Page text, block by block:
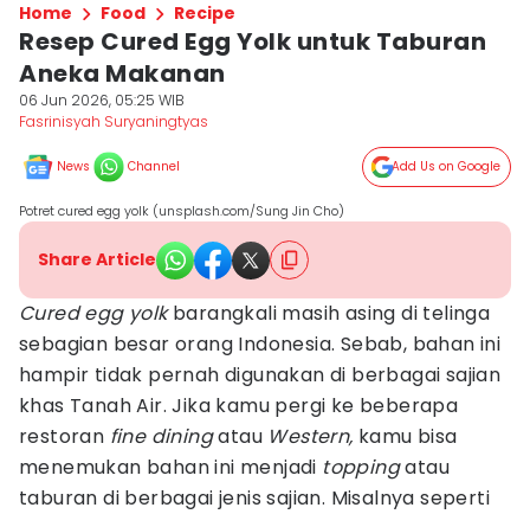
Home Food Recipe
Resep Cured Egg Yolk untuk Taburan
Aneka Makanan
06 Jun 2026, 05:25 WIB
Fasrinisyah Suryaningtyas
News Channel Add Us on Google
Potret cured egg yolk (unsplash.com/Sung Jin Cho)
Share Article
Cured egg yolkbarangkali masih asing di telinga
sebagian besar orang Indonesia. Sebab, bahan ini
hampir tidak pernah digunakan di berbagai sajian
khas Tanah Air. Jika kamu pergi ke beberapa
restoran fine diningatau Western, kamu bisa
menemukan bahan ini menjadi toppingatau
taburan di berbagai jenis sajian. Misalnya seperti